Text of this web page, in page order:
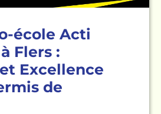
école Acti
Flers :
Excellence
de